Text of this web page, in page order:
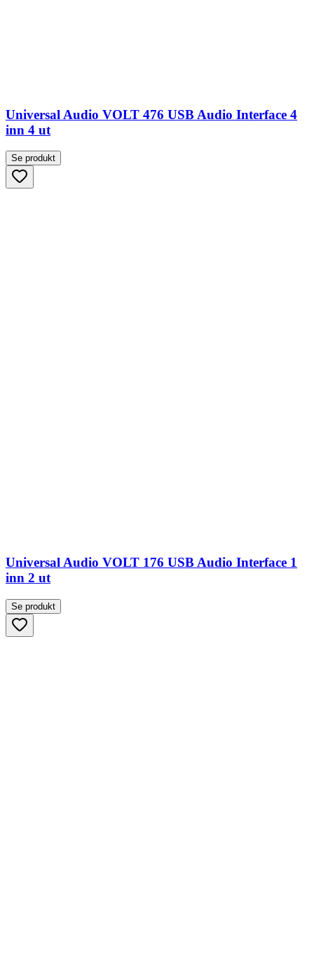
Universal Audio VOLT 476 USB Audio Interface 4
inn 4 ut
Se produkt
Universal Audio VOLT 176 USB Audio Interface 1
inn 2 ut
Se produkt